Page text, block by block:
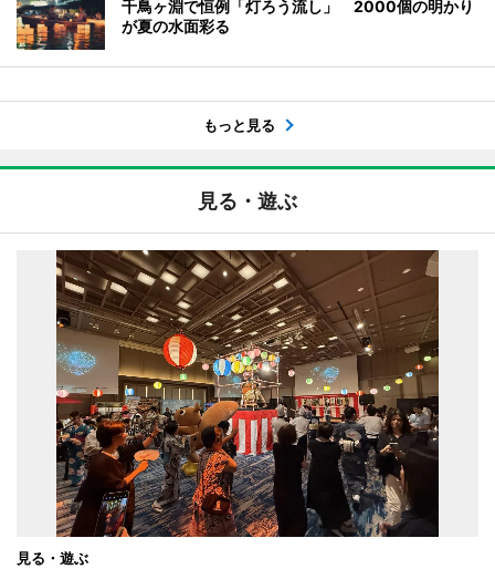
千鳥ヶ淵で恒例「灯ろう流し」 2000個の明かり
が夏の水面彩る
もっと見る
見る・遊ぶ
見る・遊ぶ